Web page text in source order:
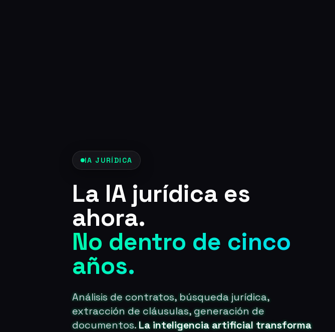
IA JURÍDICA
La IA jurídica es
ahora.
No dentro de cinco
años.
Análisis de contratos, búsqueda jurídica,
extracción de cláusulas, generación de
documentos.La inteligencia artificial transforma